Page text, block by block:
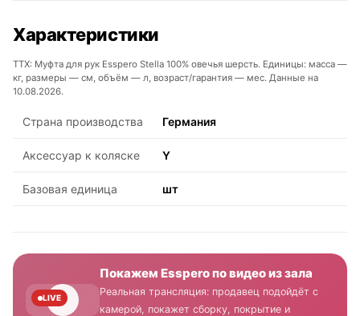
Характеристики
ТТХ: Муфта для рук Esspero Stella 100% овечья шерсть. Единицы: масса —
кг, размеры — см, объём — л, возраст/гарантия — мес. Данные на
10.08.2026.
Страна производства Германия
Аксессуар к коляске Y
Базовая единица шт
LIVE
Покажем Esspero по видео из зала
Реальная трансляция: продавец подойдёт с
камерой, покажет сборку, покрытие и